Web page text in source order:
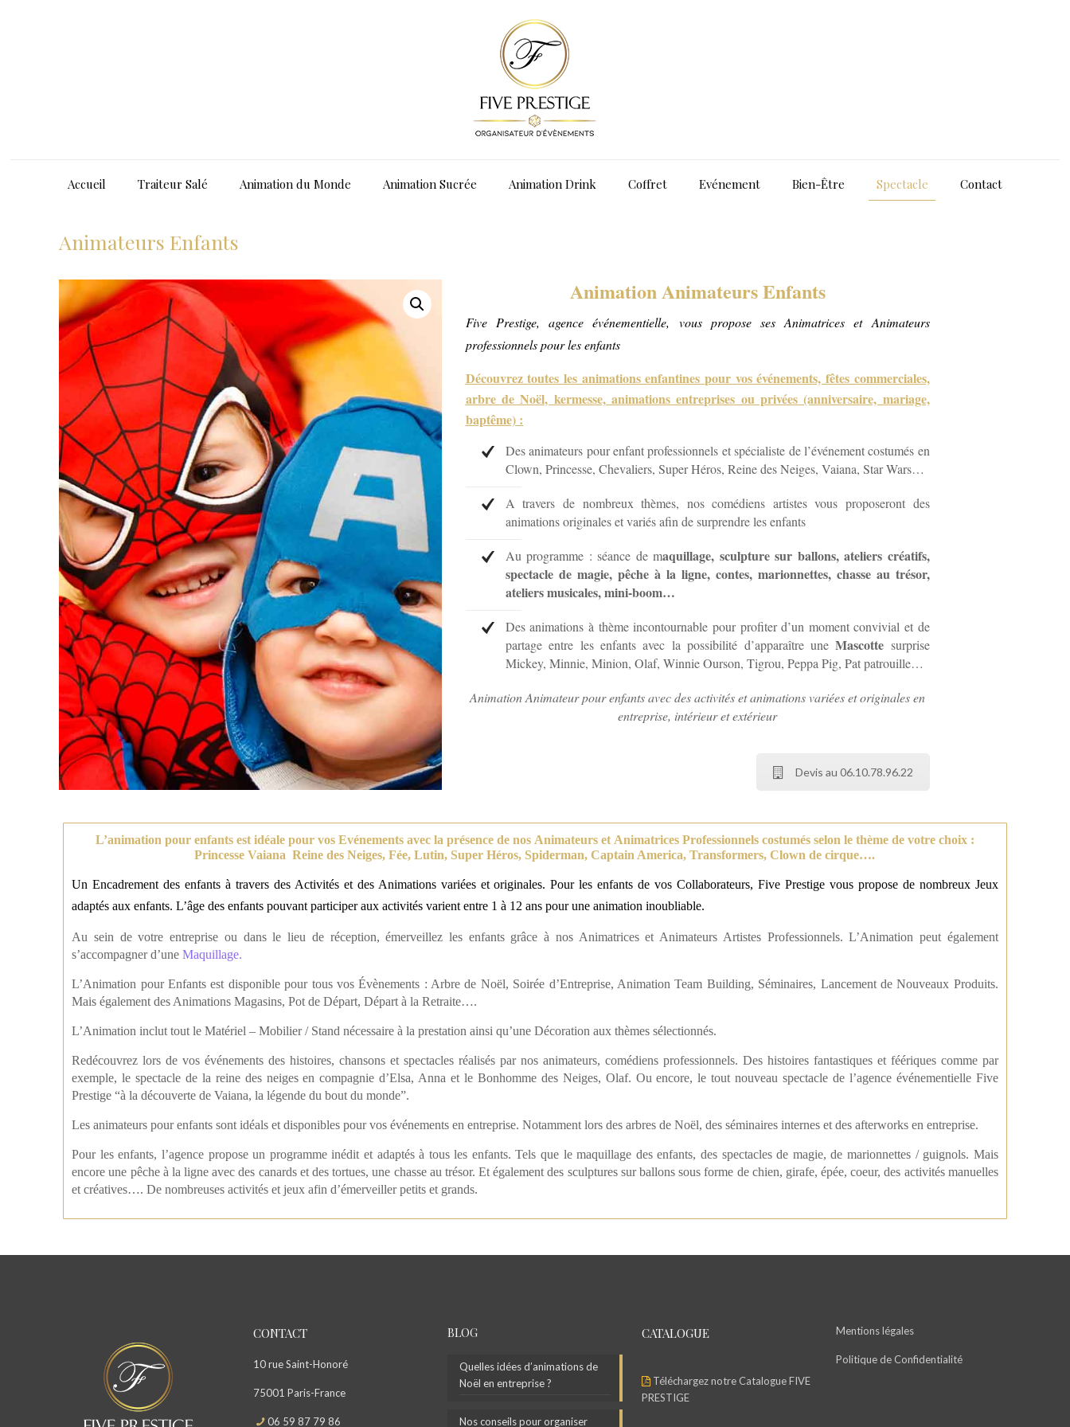
Accueil Traiteur Salé Animation du Monde Animation Sucrée Animation Drink Coffret Evénement Bien-Être Spectacle Contact
Animateurs Enfants
Animation Animateurs Enfants
Five Prestige, agence événementielle, vous propose ses Animatrices et Animateurs
professionnels pour les enfants
Découvrez toutes les animations enfantines pour vos événements, fêtes commerciales,
arbre de Noël, kermesse, animations entreprises ou privées (anniversaire, mariage,
baptême) :
Des animateurs pour enfant professionnels et spécialiste de l’événement costumés en
Clown, Princesse, Chevaliers, Super Héros, Reine des Neiges, Vaiana, Star Wars…
A travers de nombreux thèmes, nos comédiens artistes vous proposeront des
animations originales et variés afin de surprendre les enfants
Au programme : séance de maquillage, sculpture sur ballons, ateliers créatifs,
spectacle de magie, pêche à la ligne, contes, marionnettes, chasse au trésor,
ateliers musicales, mini-boom…
Des animations à thème incontournable pour profiter d’un moment convivial et de
partage entre les enfants avec la possibilité d’apparaître uneMascotte surprise
Mickey, Minnie, Minion, Olaf, Winnie Ourson, Tigrou, Peppa Pig, Pat patrouille…
Animation Animateur pour enfants avec des activités et animations variées et originales en
entreprise, intérieur et extérieur
Devis au 06.10.78.96.22
L’animation pour enfants est idéale pour vos Evénements avec la présence de nos Animateurs et Animatrices Professionnels costumés selon le thème de votre choix :
Princesse Vaiana Reine des Neiges, Fée, Lutin, Super Héros, Spiderman, Captain America, Transformers, Clown de cirque….
Un Encadrement des enfants à travers des Activités et des Animations variées et originales. Pour les enfants de vos Collaborateurs, Five Prestige vous propose de nombreux Jeux
adaptés aux enfants. L’âge des enfants pouvant participer aux activités varient entre 1 à 12 ans pour une animation inoubliable.
Au sein de votre entreprise ou dans le lieu de réception, émerveillez les enfants grâce à nos Animatrices et Animateurs Artistes Professionnels. L’Animation peut également
s’accompagner d’une Maquillage.
L’Animation pour Enfants est disponible pour tous vos Évènements : Arbre de Noël, Soirée d’Entreprise, Animation Team Building, Séminaires, Lancement de Nouveaux Produits.
Mais également des Animations Magasins, Pot de Départ, Départ à la Retraite….
L’Animation inclut tout le Matériel – Mobilier / Stand nécessaire à la prestation ainsi qu’une Décoration aux thèmes sélectionnés.
Redécouvrez lors de vos événements des histoires, chansons et spectacles réalisés par nos animateurs, comédiens professionnels. Des histoires fantastiques et féériques comme par
exemple, le spectacle de la reine des neiges en compagnie d’Elsa, Anna et le Bonhomme des Neiges, Olaf. Ou encore, le tout nouveau spectacle de l’agence événementielle Five
Prestige “à la découverte de Vaiana, la légende du bout du monde”.
Les animateurs pour enfants sont idéals et disponibles pour vos événements en entreprise. Notamment lors des arbres de Noël, des séminaires internes et des afterworks en entreprise.
Pour les enfants, l’agence propose un programme inédit et adaptés à tous les enfants. Tels que le maquillage des enfants, des spectacles de magie, de marionnettes / guignols. Mais
encore une pêche à la ligne avec des canards et des tortues, une chasse au trésor. Et également des sculptures sur ballons sous forme de chien, girafe, épée, coeur, des activités manuelles
et créatives…. De nombreuses activités et jeux afin d’émerveiller petits et grands.
CONTACT
10 rue Saint-Honoré
75001 Paris-France
06 59 87 79 86
BLOG
Quelles idées d’animations de
Noël en entreprise ?
Nos conseils pour organiser
CATALOGUE
Téléchargez notre Catalogue FIVE
PRESTIGE
Mentions légales
Politique de Confidentialité